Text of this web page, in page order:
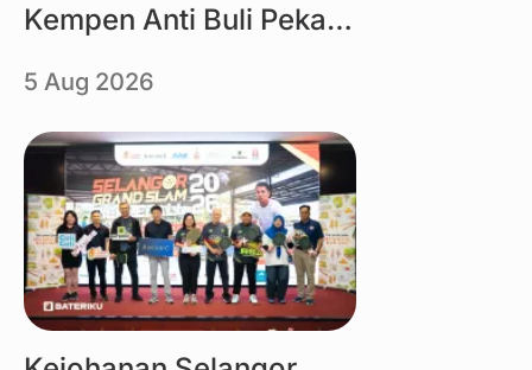
Kempen Anti Buli Peka
5 Aug 2026
Link